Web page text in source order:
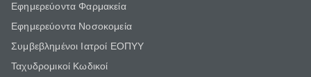
Εφημερεύοντα Φαρμακεία
Εφημερεύοντα Νοσοκομεία
Συμβεβλημένοι Ιατροί ΕΟΠΥΥ
Ταχυδρομικοί Κωδικοί